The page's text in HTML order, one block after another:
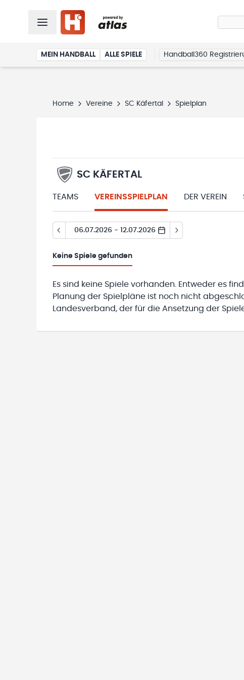
MEIN HANDBALL ALLE SPIELE Handball360
Home Vereine SC Käfertal Spielplan
SC KÄFERTAL
TEAMS VEREINSSPIELPLAN DER VEREIN
06.07.2026 - 12.07.2026
Keine Spiele gefunden
Es sind keine Spiele vorhanden. Entweder es
Planung der Spielpläne ist noch nicht
Landesverband, der für die Ansetzung der